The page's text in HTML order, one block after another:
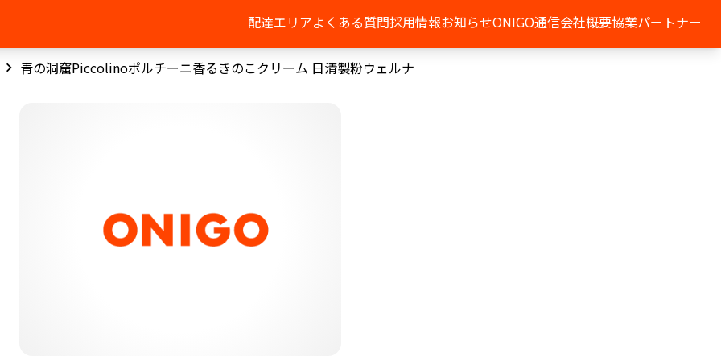
配達エリアよくある質問採用情報お知らせONIGO通信会社概要協業パートナー
青の洞窟Piccolinoポルチーニ香るきのこクリーム 日清製粉ウェルナ